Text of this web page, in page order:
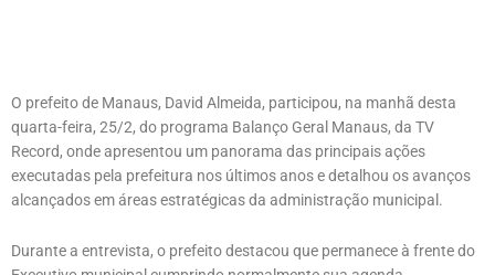
O prefeito de Manaus, David Almeida, participou, na manhã desta
quarta-feira, 25/2, do programa Balanço Geral Manaus, da TV
Record, onde apresentou um panorama das principais ações
executadas pela prefeitura nos últimos anos e detalhou os avanços
alcançados em áreas estratégicas da administração municipal.
Durante a entrevista, o prefeito destacou que permanece à frente do